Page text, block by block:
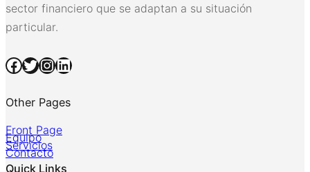
sector financiero que se adaptan a su situación
particular.
Facebook Twitter InstagramLinkedIn
Other Pages
Front Page
Equipo
Servicios
Contacto
Quick Links